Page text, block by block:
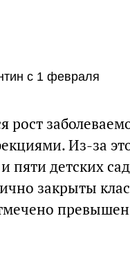
с 1 февраля
рост
Из-за
пяти детских
закрыты